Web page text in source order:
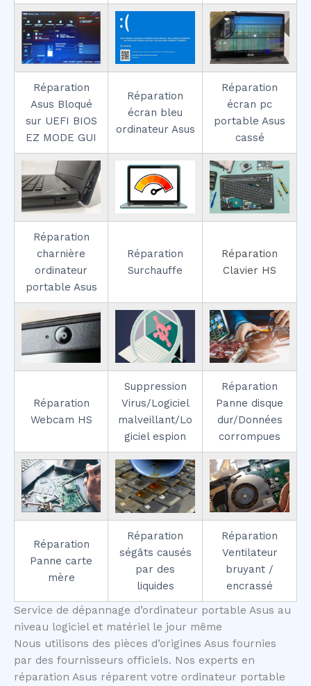
Réparation
Asus Bloqué
sur UEFI BIOS
EZ MODE GUI
Réparation
écran bleu
ordinateur Asus
Réparation
écran pc
portable Asus
cassé
Réparation
charnière
ordinateur
portable Asus
Réparation
Surchauffe
Réparation
Clavier HS
Réparation
Webcam HS
Suppression
Virus/Logiciel
malveillant/Lo
giciel espion
Réparation
Panne disque
dur/Données
corrompues
Réparation
Panne carte
mère
Réparation
ségâts causés
par des
liquides
Réparation
Ventilateur
bruyant /
encrassé
Service de dépannage d’ordinateur portable Asus au
niveau logiciel et matériel le jour même
Nous utilisons des pièces d’origines Asus fournies
par des fournisseurs officiels. Nos experts en
réparation Asus réparent votre ordinateur portable